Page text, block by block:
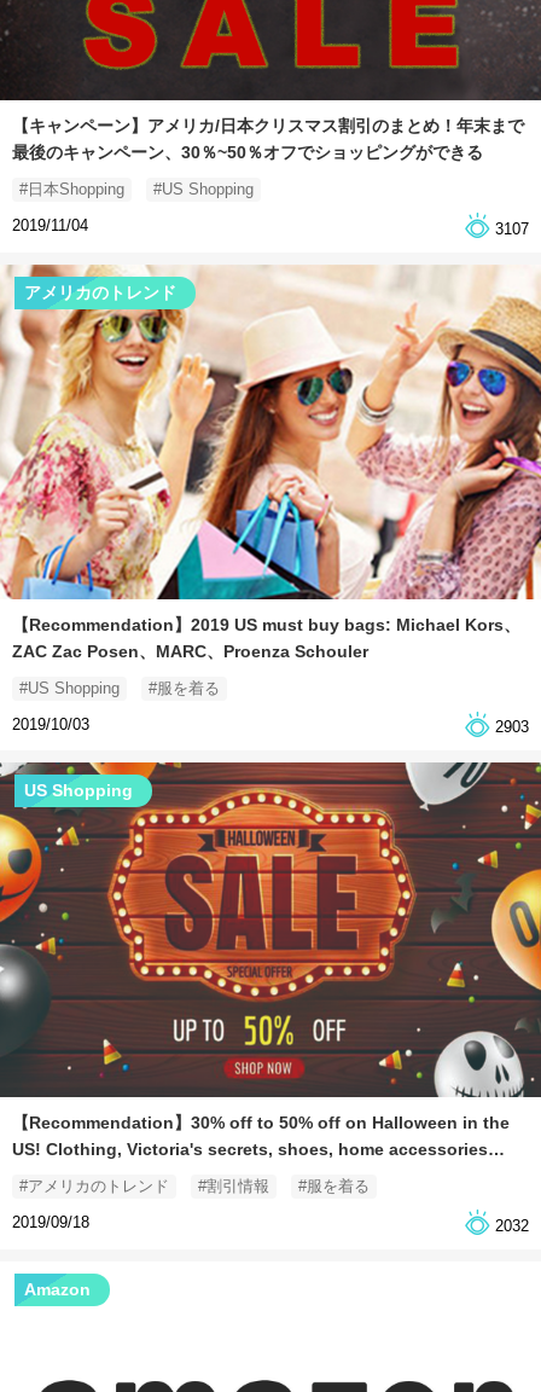
【キャンペーン】アメリカ/日本クリスマス割引のまとめ！年末まで
最後のキャンペーン、30％~50％オフでショッピングができる
#日本Shopping
#US Shopping
2019/11/04
3107
アメリカのトレンド
【Recommendation】2019 US must buy bags: Michael Kors、
ZAC Zac Posen、MARC、Proenza Schouler
#US Shopping
#服を着る
2019/10/03
2903
US Shopping
【Recommendation】30% off to 50% off on Halloween in the
US! Clothing, Victoria's secrets, shoes, home accessories
don't miss the opportunity
#アメリカのトレンド #割引情報
#服を着る
2019/09/18
2032
Amazon